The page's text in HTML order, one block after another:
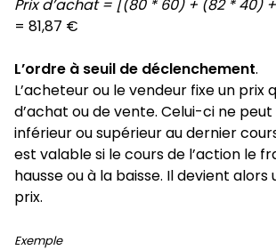
Prix d’achat = [(80 * 60) + (82 * 40)
= 81,87 €
L’ordre à seuil de déclenchement.
L’acheteur ou le vendeur fixe un prix
d’achat ou de vente. Celui-ci ne
inférieur ou supérieur au dernier
est valable si le cours de l’action le
hausse ou à la baisse. Il devient
prix.
Exemple